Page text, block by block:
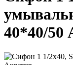
40*40/50